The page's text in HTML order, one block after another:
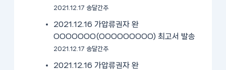
2021.12.17 송달간주
2021.12.16 가압류권자 완
OOOOOOO(OOOOOOOOO) 최고서 발송
2021.12.17 송달간주
2021.12.16 가압류권자 완